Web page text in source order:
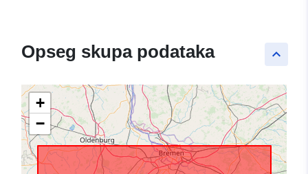
keyboard_arrow_up
Opseg skupa podataka
+
−